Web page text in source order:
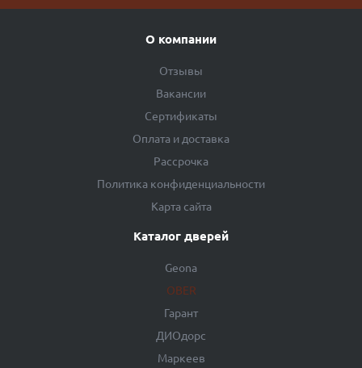
О компании
Отзывы
Вакансии
Сертификаты
Оплата и доставка
Рассрочка
Политика конфиденциальности
Карта сайта
Каталог дверей
Geona
OBER
Гарант
ДИОдорс
Маркеев